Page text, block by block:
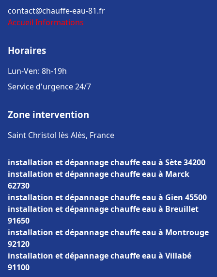
contact@chauffe-eau-81.fr
Accueil Informations
Horaires
Lun-Ven: 8h-19h
Service d'urgence 24/7
Zone intervention
Saint Christol lès Alès, France
installation et dépannage chauffe eau à Sète 34200
installation et dépannage chauffe eau à Marck
62730
installation et dépannage chauffe eau à Gien 45500
installation et dépannage chauffe eau à Breuillet
91650
installation et dépannage chauffe eau à Montrouge
92120
installation et dépannage chauffe eau à Villabé
91100